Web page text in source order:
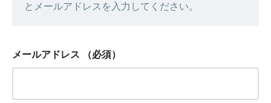
とメールアドレスを入力してください。
メールアドレス （必須）